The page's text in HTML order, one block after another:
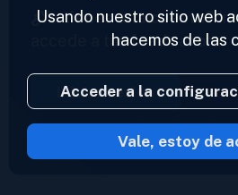
¿Ya tienes una cuenta?
accede a tus feeds ahora.
Iniciar sesión
2023 ©
Usando nuestro sitio web
hacemos de las
Acceder a la
Vale, estoy de